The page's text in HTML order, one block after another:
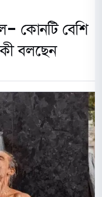
কোনটি বেশি
বলছেন